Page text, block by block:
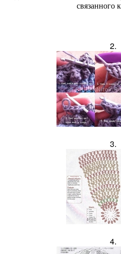
связанного
2.
3.
4.